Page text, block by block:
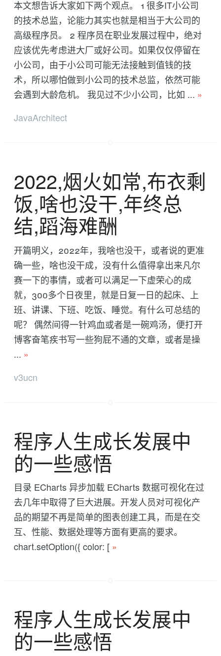
本文想告诉大家如下两个观点。 1 很多IT小公司
的技术总监，论能力其实也就是相当于大公司的
高级程序员。 2 程序员在职业发展过程中，绝对
应该优先考虑进大厂或好公司。如果仅仅停留在
小公司，由于小公司可能无法接触到值钱的技
术，所以哪怕做到小公司的技术总监，依然可能
会遇到大龄危机。 我见过不少小公司，比如 ... »
JavaArchitect
2022,烟火如常,布衣剩
饭,啥也没干,年终总
结,蹈海难酬
开篇明义，2022年，我啥也没干，或者说的更准
确一些，啥也没干成，没有什么值得拿出来凡尔
赛一下的事情，或者可以满足一下虚荣心的成
就，300多个日夜里，就是日复一日的起床、上
班、讲课、下班、吃饭、睡觉。有什么可总结的
呢？ 偶然间得一针鸡血或者是一碗鸡汤，便打开
博客奋笔疾书写一些狗屁不通的文章，或者是操
... »
v3ucn
程序人生成长发展中
的一些感悟
目录 ECharts 异步加载 ECharts 数据可视化在过
去几年中取得了巨大进展。开发人员对可视化产
品的期望不再是简单的图表创建工具，而是在交
互、性能、数据处理等方面有更高的要求。
chart.setOption({ color: [ »
程序人生成长发展中
的一些感悟